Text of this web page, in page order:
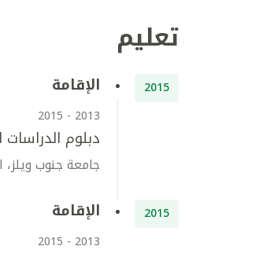
تعليم
2015 الإقامة
2013 - 2015
دبلوم الدراسات
جامعة جنوب
2015 الإقامة
2013 - 2015